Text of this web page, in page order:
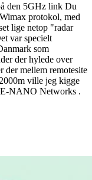
den 5GHz link Du
protokol, med
lige netop "radar
var specielt
som
der hylede over
der mellem remotesite
ville jeg kigge
NANO Networks .